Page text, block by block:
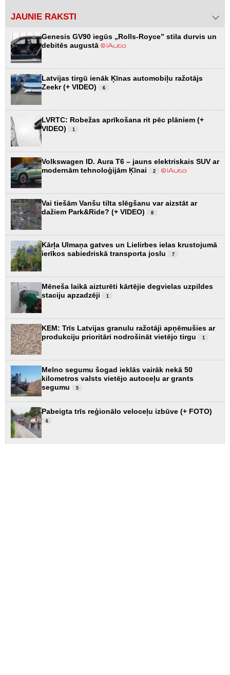
JAUNIE RAKSTI
Genesis GV90 iegūs „Rolls-Royce” stila durvis un
debitēs augustā
Latvijas tirgū ienāk Ķīnas automobiļu ražotājs
Zeekr (+ VIDEO)
6
LVRTC: Robežas aprīkošana rit pēc plāniem (+
VIDEO)
1
Volkswagen ID. Aura T6 – jauns elektriskais SUV ar
modernām tehnoloģijām Ķīnai
2
Vai tiešām Vanšu tilta slēgšanu var aizstāt ar
dažiem Park&Ride? (+ VIDEO)
8
Kārļa Ulmaņa gatves un Lielirbes ielas krustojumā
ierīkos sabiedriskā transporta joslu
7
Mēneša laikā aizturēti kārtējie degvielas uzpildes
staciju apzadzēji
1
KEM: Trīs Latvijas granulu ražotāji apņēmušies ar
produkciju prioritāri nodrošināt vietējo tirgu
1
Melno segumu šogad ieklās vairāk nekā 50
kilometros valsts vietējo autoceļu ar grants
segumu
5
Pabeigta trīs reģionālo veloceļu izbūve (+ FOTO)
6